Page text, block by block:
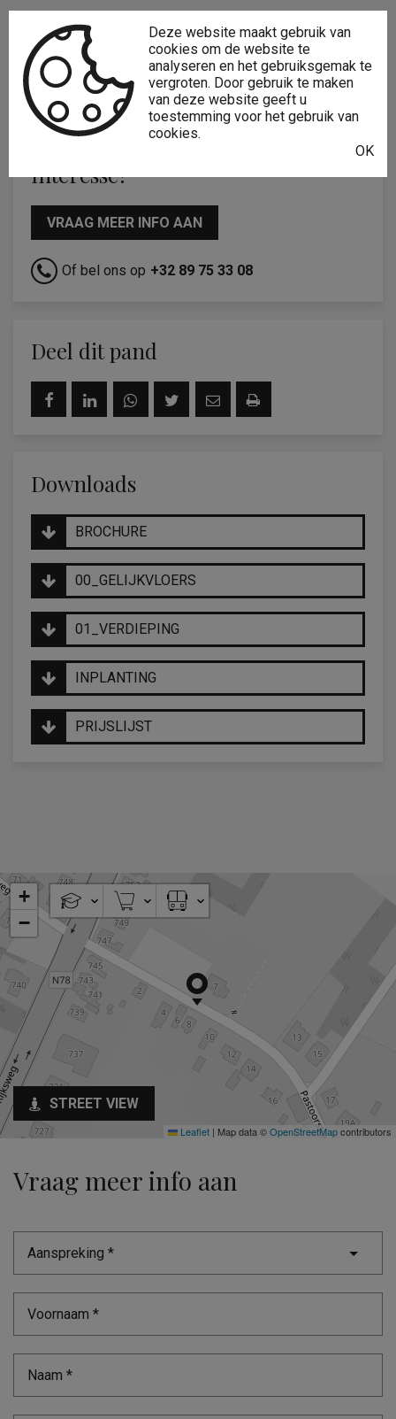
Type constructie:
Gevelbreedte: 7,1 m
Bouwlagen: 2
Interesse?
VRAAG MEER INFO AAN
Of bel ons op +32 89 75 33 08
Deel dit pand
Downloads
BROCHURE
00_GELIJKVLOERS
01_VERDIEPING
INPLANTING
PRIJSLIJST
+
−
Leaflet | Map data ©OpenStreetMapcontributors
STREET VIEW
Vraag meer info aan
Aanspreking *
Deze website maakt gebruik van
cookies om de website te
analyseren en het gebruiksgemak te
vergroten. Door gebruik te maken
van deze website geeft u
toestemming voor het gebruik van
cookies.
OK